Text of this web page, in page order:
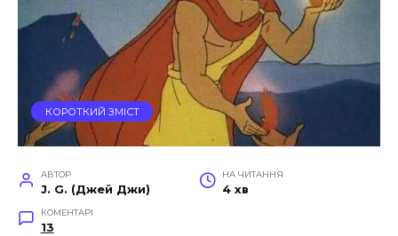
КОРОТКИЙ ЗМІСТ
АВТОР
J. G. (Джей Джи)
НА ЧИТАННЯ
4 хв
КОМЕНТАРІ
13